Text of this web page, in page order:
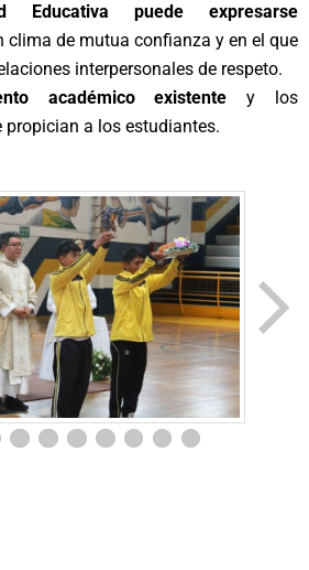
Educativa puede expresarse
clima de mutua confianza y en el que
interpersonales de respeto.
académico existentey los
propician a los estudiantes.